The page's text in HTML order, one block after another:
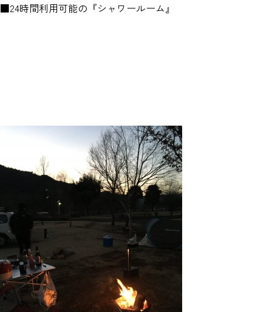
■24時間利用可能の『シャワールーム』